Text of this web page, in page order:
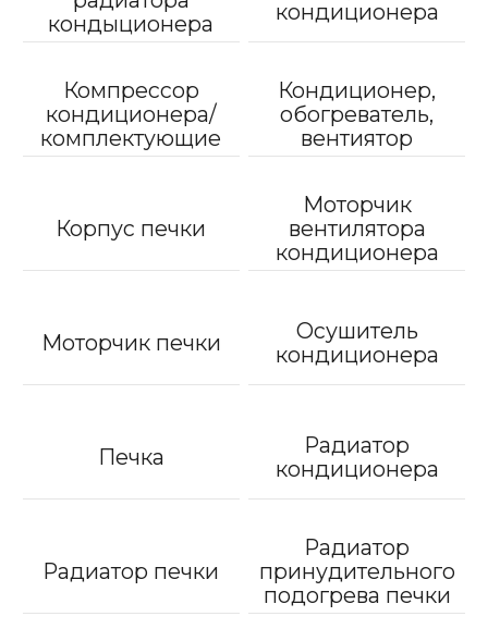
кондыционера
кондиционера
Компрессор
кондиционера/
комплектующие
Кондиционер,
обогреватель,
вентиятор
Корпус печки
Моторчик
вентилятора
кондиционера
Моторчик печки
Осушитель
кондиционера
Печка
Радиатор
кондиционера
Радиатор печки
Радиатор
принудительного
подогрева печки